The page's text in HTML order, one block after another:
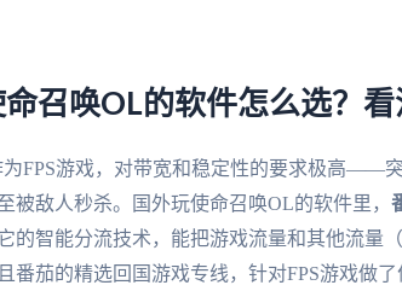
命召唤OL的软件怎么选？
FPS游戏，对带宽和稳定性的要求极高——
被敌人秒杀。国外玩使命召唤OL的软件里，
的智能分流技术，能把游戏流量和其他流量
番茄的精选回国游戏专线，针对FPS游戏做